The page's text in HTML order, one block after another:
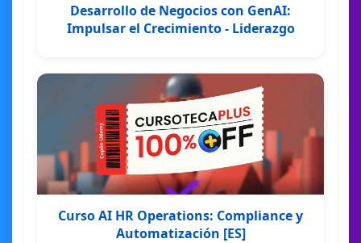
Desarrollo de Negocios con GenAI:
Impulsar el Crecimiento - Liderazgo
Curso AI HR Operations: Compliance y
Automatización [ES]